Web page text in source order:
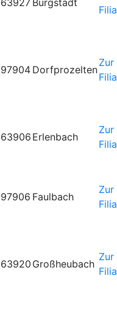
63927 Bürgstadt
97904 Dorfprozelten
Zur
63906 Erlenbach
Zur
97906 Faulbach
Zur
63920 Großheubach
Zur